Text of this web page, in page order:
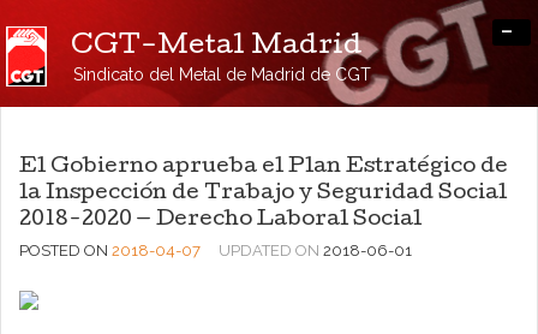
CGT-Metal Madrid
Sindicato del Metal de Madrid de CGT
-
El Gobierno aprueba el Plan Estratégico de
la Inspección de Trabajo y Seguridad Social
2018-2020 — Derecho Laboral Social
POSTED ON 2018-04-07 UPDATED ON 2018-06-01